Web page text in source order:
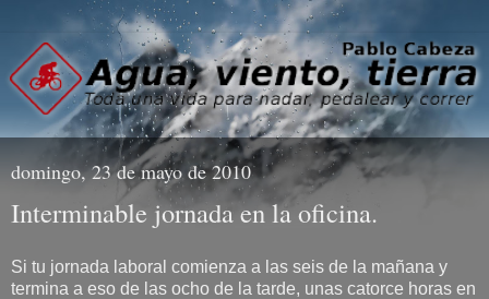
domingo, 23 de mayo de 2010
Interminable jornada en la oficina.
Si tu jornada laboral comienza a las seis de la mañana y
termina a eso de las ocho de la tarde, unas catorce horas en